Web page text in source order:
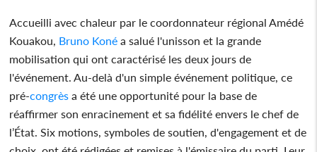
Accueilli avec chaleur par le coordonnateur régional Amédé
Kouakou, Bruno Koné a salué l'unisson et la grande
mobilisation qui ont caractérisé les deux jours de
l'événement. Au-delà d'un simple événement politique, ce
pré-congrès a été une opportunité pour la base de
réaffirmer son enracinement et sa fidélité envers le chef de
l’État. Six motions, symboles de soutien, d'engagement et de